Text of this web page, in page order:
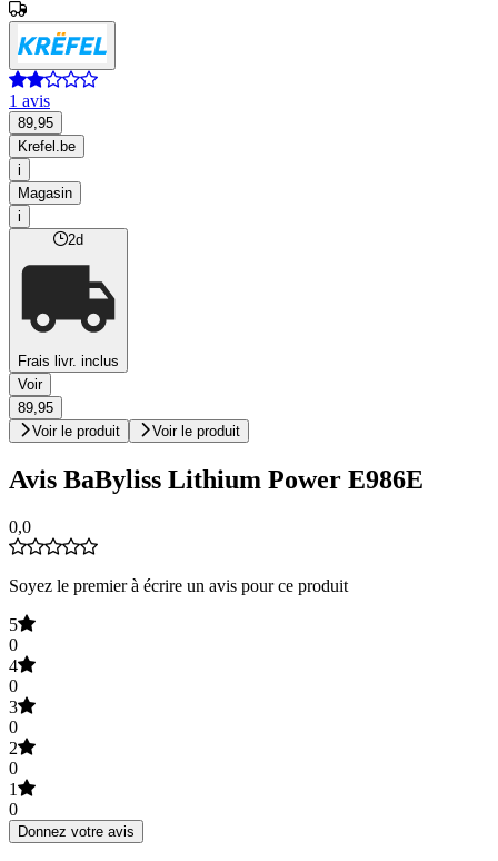
1 avis
89,95
Krefel.be
i
Magasin
i
2d
Frais livr. inclus
Voir
89,95
Voir le produit
Voir le produit
Avis BaByliss Lithium Power E986E
0,0
Soyez le premier à écrire un avis pour ce produit
5
0
4
0
3
0
2
0
1
0
Donnez votre avis